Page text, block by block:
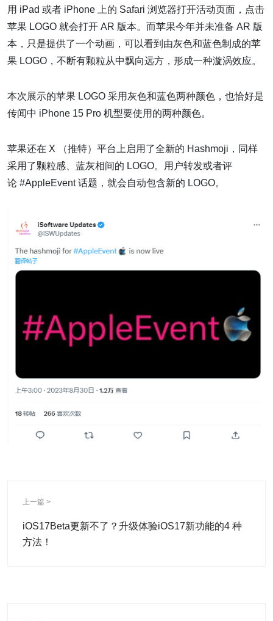
用 iPad 或者 iPhone 上的 Safari 浏览器打开活动页面，点击
苹果 LOGO 就会打开 AR 版本。而苹果今年并未准备 AR 版
本，只是提供了一个动画，可以看到由灰色和蓝色制成的苹
果 LOGO，不断有颗粒从中飘向远方，形成一种漩涡效应。
本次展示的苹果 LOGO 采用灰色和蓝色两种颜色，也恰好是
传闻中 iPhone 15 Pro 机型要使用的两种颜色。
苹果还在 X （推特）平台上启用了全新的 Hashmoji，同样
采用了颗粒感、蓝灰相间的 LOGO。用户转发或者评
论 #AppleEvent 话题，就会自动包含新的 LOGO。
上一篇 >
iOS17Beta更新不了？升级体验iOS17新功能的4 种
方法！